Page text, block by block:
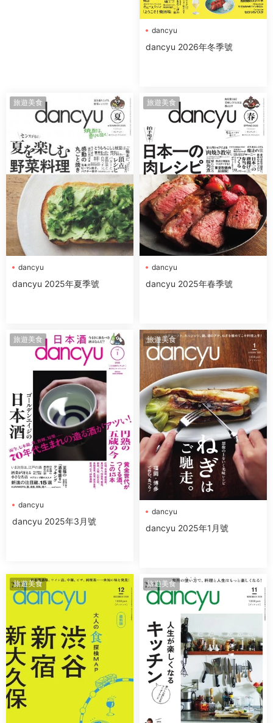
dancyu
dancyu 2026年冬季號
旅遊美食
dancyu
dancyu 2025年夏季號
旅遊美食
dancyu
dancyu 2025年春季號
旅遊美食
dancyu
dancyu 2025年3月號
旅遊美食
dancyu
dancyu 2025年1月號
旅遊美食 旅遊美食